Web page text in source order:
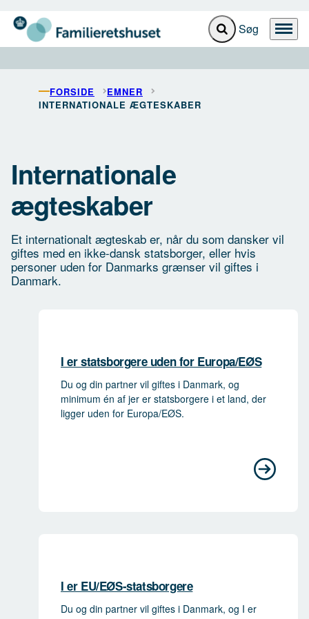
Gå til forsiden Fold søgefelt ud
Menu
FORSIDE
EMNER
INTERNATIONALE ÆGTESKABER
Internationale
ægteskaber
Et internationalt ægteskab er, når du som dansker vil
giftes med en ikke-dansk statsborger, eller hvis
personer uden for Danmarks grænser vil giftes i
Danmark.
I er statsborgere uden for Europa/EØS
Du og din partner vil giftes i Danmark, og
minimum én af jer er statsborgere i et land, der
ligger uden for Europa/EØS.
I er EU/EØS-statsborgere
Du og din partner vil giftes i Danmark, og I er